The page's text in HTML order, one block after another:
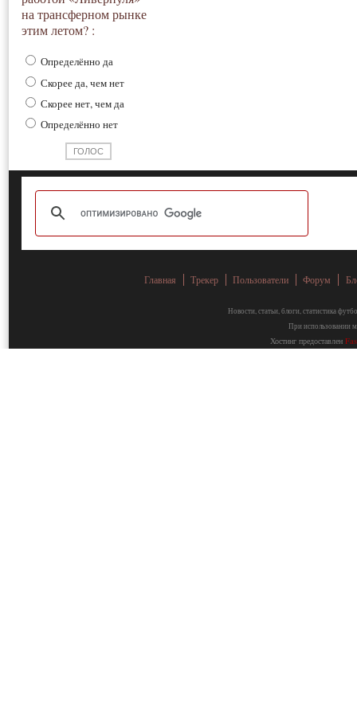
на трансферном рынке
этим летом? :
Определённо да
Скорее да, чем нет
Скорее нет, чем да
Определённо нет
Главная Трекер Пользователи Форум
Новости, статьи, блоги, статистика
При использовании
Хостинг предоставлен